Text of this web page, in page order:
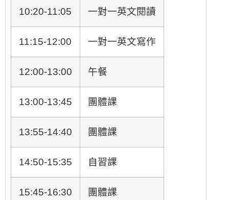
10:20-11:05 一對一英文閱讀
11:15-12:00 一對一英文寫作
12:00-13:00 午餐
13:00-13:45 團體課
13:55-14:40 團體課
14:50-15:35 自習課
15:45-16:30 團體課